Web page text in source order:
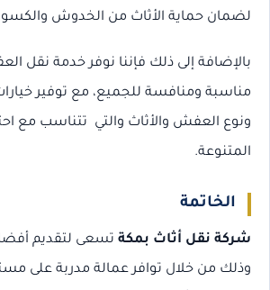
لضمان حماية الأثاث من الخدوش
بالإضافة إلى ذلك فإننا نوفر خدمة نقل
مناسبة ومنافسة للجميع، مع توفير
ونوع العفش والأثاث والتي تتناسب مع
المتنوعة.
الخاتمة
شركة نقل أثاث بمكة تسعى لتقديم
وذلك من خلال توافر عمالة مدربة على